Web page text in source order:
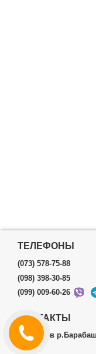
ТЕЛЕФОНЫ
(073) 578-75-88
(098) 398-30-85
(099) 009-60-26
КОНТАКТЫ
г.Харьков